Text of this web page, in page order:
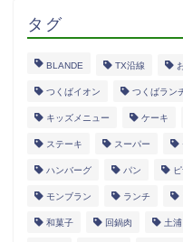
タグ
BLANDE TX沿線
つくばイオン つくばラン
キッズメニュー ケーキ
ステーキ スーパー
ハンバーグ パン
モンブラン ランチ
和菓子 回鍋肉 土浦